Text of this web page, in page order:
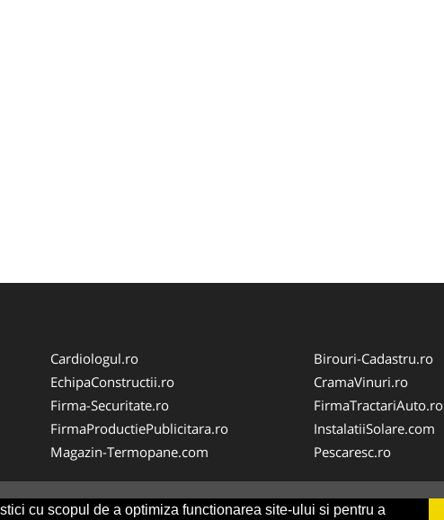
cu scopul de a optimiza functionarea site-ului si pentru a
Cardiologul.ro
EchipaConstructii.ro
Firma-Securitate.ro
FirmaProductiePublicitara.ro
Magazin-Termopane.com
Birouri-Cadastru.ro
CramaVinuri.ro
FirmaTractariAuto.ro
InstalatiiSolare.com
Pescaresc.ro